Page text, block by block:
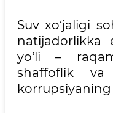
Suv xo‘jaligi
natijadorlikka
yo‘li –
shaffoflik va